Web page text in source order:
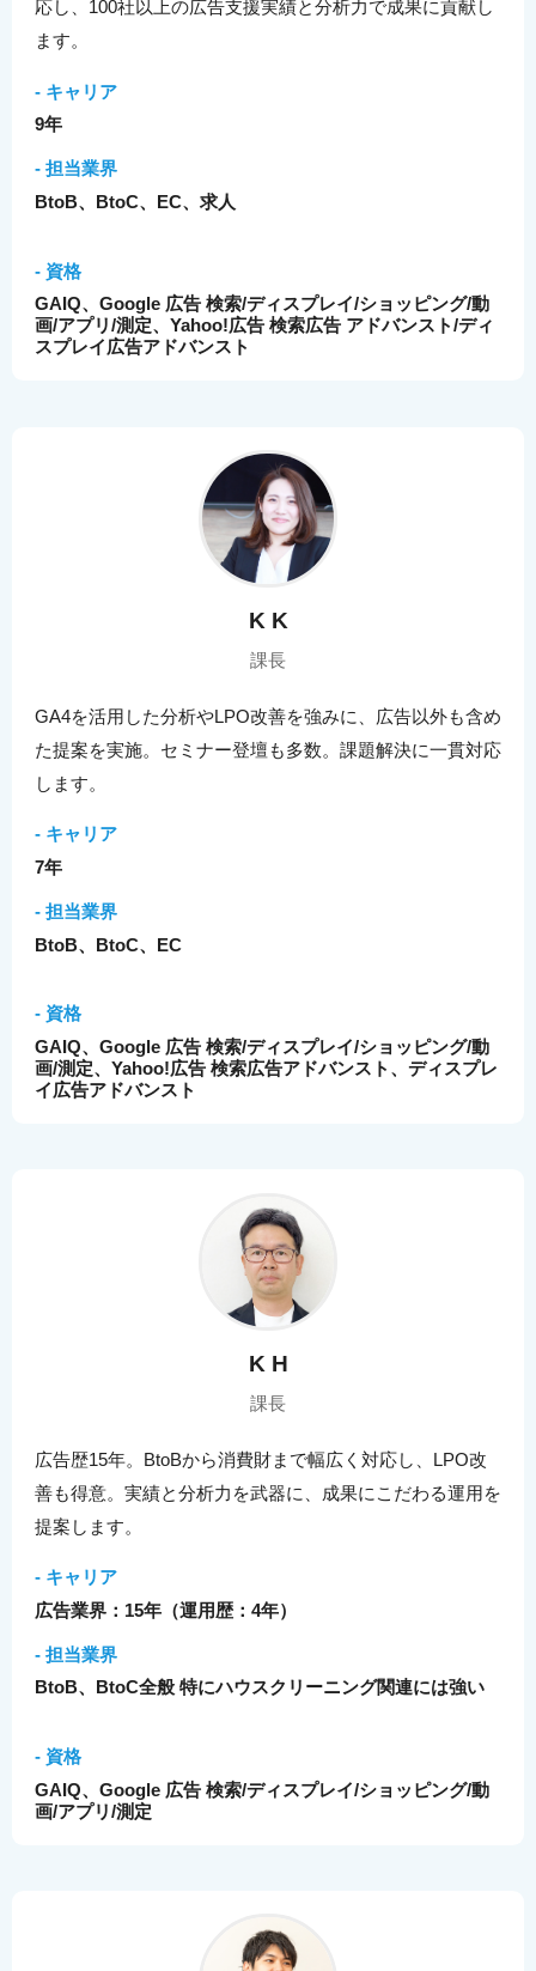
応し、100社以上の広告支援実績と分析力で成果に貢献し
ます。
- キャリア
9年
- 担当業界
BtoB、BtoC、EC、求人
- 資格
GAIQ、Google 広告 検索/ディスプレイ/ショッピング/動
画/アプリ/測定、Yahoo!広告 検索広告 アドバンスト/ディ
スプレイ広告アドバンスト
K K
課長
GA4を活用した分析やLPO改善を強みに、広告以外も含め
た提案を実施。セミナー登壇も多数。課題解決に一貫対応
します。
- キャリア
7年
- 担当業界
BtoB、BtoC、EC
- 資格
GAIQ、Google 広告 検索/ディスプレイ/ショッピング/動
画/測定、Yahoo!広告 検索広告アドバンスト、ディスプレ
イ広告アドバンスト
K H
課長
広告歴15年。BtoBから消費財まで幅広く対応し、LPO改
善も得意。実績と分析力を武器に、成果にこだわる運用を
提案します。
- キャリア
広告業界：15年（運用歴：4年）
- 担当業界
BtoB、BtoC全般 特にハウスクリーニング関連には強い
- 資格
GAIQ、Google 広告 検索/ディスプレイ/ショッピング/動
画/アプリ/測定